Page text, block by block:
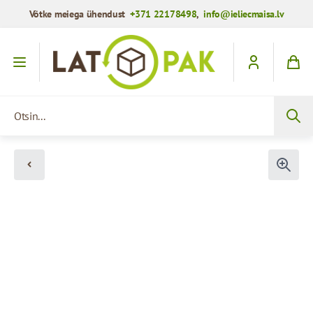
Võtke meiega ühendust+371 22178498,info@ieliecmaisa.lv